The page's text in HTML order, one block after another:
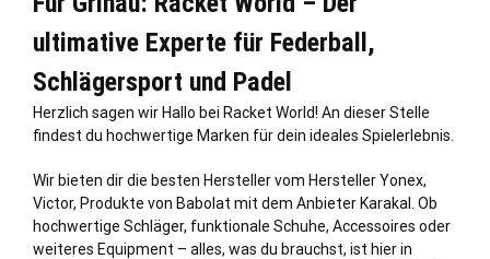
ultimative Experte für Federball,
Schlägersport und Padel
Herzlich sagen wir Hallo bei Racket World! An dieserStelle
findest du hochwertige Marken für dein ideales Spielerlebnis.
Wir bieten dir die besten Hersteller vom Hersteller Yonex,
Victor, Produkte von Babolat mit dem Anbieter Karakal. Ob
hochwertige Schläger, funktionale Schuhe, Accessoires oder
weiteres Equipment – alles, was du brauchst, ist hier in